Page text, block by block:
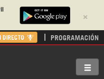
×
DIRECTO PROGRAMACIÓN